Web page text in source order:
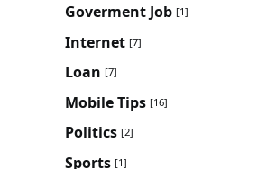
Goverment Job [1]
Internet [7]
Loan [7]
Mobile Tips [16]
Politics [2]
Sports [1]